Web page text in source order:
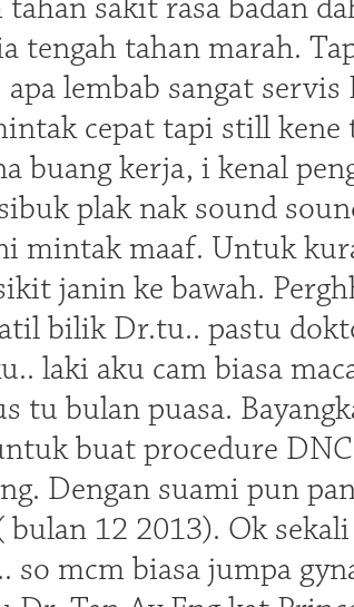
tahan sakit rasa badan
tengah tahan marah.
lembab sangat
cepat tapi still
buang kerja, i kenal
plak nak sound
mintak maaf. Untuk
janin ke bawah.
bilik Dr.tu.. pastu
laki aku cam biasa
tu bulan puasa.
buat procedure
Dengan suami pun
bulan 12 2013). Ok
so mcm biasa jumpa